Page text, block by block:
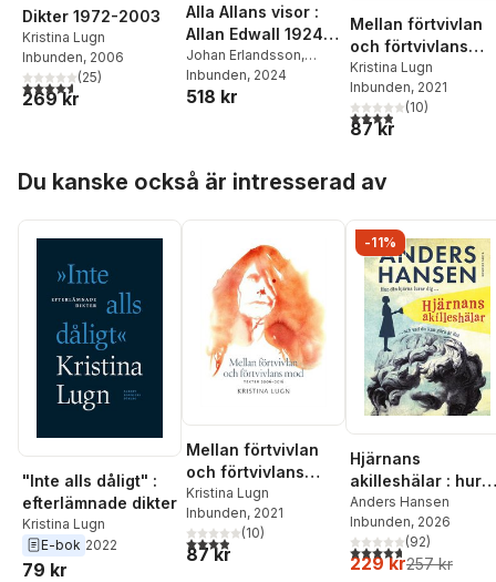
Dikter 1972-2003
Kristina Lugn
Inbunden, 2006
4,6utav 5 stjärnor. Totalt antal röster:
(25)
269 kr
Alla Allans visor :
Allan Edwall 1924-
2024 (+3CD)
Johan Erlandsson,
Göran Greider,Kristina
Lugn ,Björn Ståbi
Inbunden, 2024
518 kr
Mellan förtvivlan
och förtvivlans
mod : texter
2016
Kristina Lugn
Inbunden, 2021
3,9utav 5 stjärnor.
(10)
87 kr
Du kanske också är intresserad av
"Inte alls dåligt" :
efterlämnade dikter
Kristina Lugn
E-bok 2022
79 kr
Mellan förtvivlan
och förtvivlans
mod : texter 2006-
2016
Kristina Lugn
Inbunden, 2021
3,9utav 5 stjärnor. Totalt antal röster:
(10)
87 kr
-11%
Hjärnans
akilleshälar : hur
din hjärna lurar
och vad du kan
göra åt det
Anders Hansen
Inbunden, 2026
4,7utav 5 stjärnor.
(92)
229 kr257 kr